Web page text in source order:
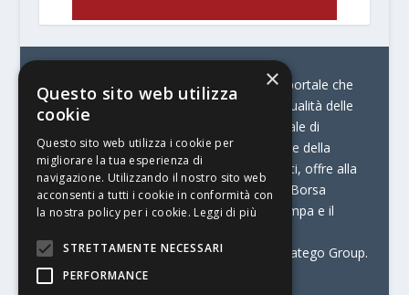
© Stratego Group –
stampamedia.net è il portale che
racconta le innovazioni tecnologiche e l’attualità delle
aziende di stampa e di converting. È il portale di
riferimento per chi opera in Italia nel settore della
comunicazione stampata. Oltre ai contenuti, offre alla
propria community diversi servizi come:
la Borsa
Lavoro, la Print Connection, i Big della Stampa e il
Stampamedia.net è una delle testate di Stratego Group.
×
Questo sito web utilizza
cookie
Questo sito web utilizza i cookie per
migliorare la tua esperienza di
navigazione. Utilizzando il nostro sito web
acconsenti a tutti i cookie in conformità con
la nostra policy per i cookie. Leggi di più
STRETTAMENTE NECESSARI
PERFORMANCE